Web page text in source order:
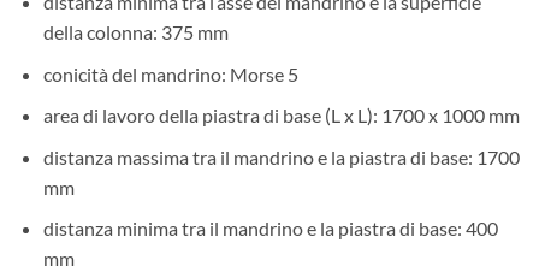
della colonna: 375 mm
conicità del mandrino: Morse 5
area di lavoro della piastra di base (L x L): 1700 x 1000 mm
distanza massima tra il mandrino e la piastra di base: 1700
mm
distanza minima tra il mandrino e la piastra di base: 400
mm